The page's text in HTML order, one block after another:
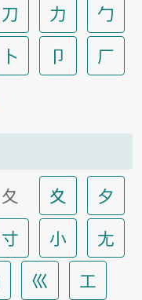
刀 力
勹
卜 卩
厂
夂 夊
夕
寸 小 尢
巛
工